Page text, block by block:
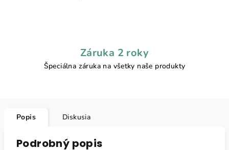
Záruka 2 roky
Špeciálna záruka na všetky naše produkty
Popis Diskusia
Podrobný popis